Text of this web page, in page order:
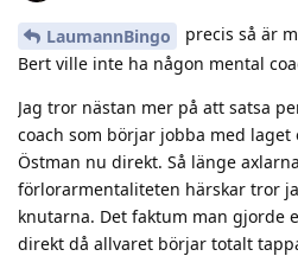
LaumannBingo
precis så är
Bert ville inte ha någon mental
Jag tror nästan mer på att satsa
coach som börjar jobba med laget
Östman nu direkt. Så länge
förlorarmentaliteten härskar tror
knutarna. Det faktum man gjorde
direkt då allvaret börjar totalt